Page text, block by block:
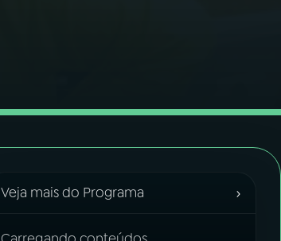
Veja mais do Programa ›